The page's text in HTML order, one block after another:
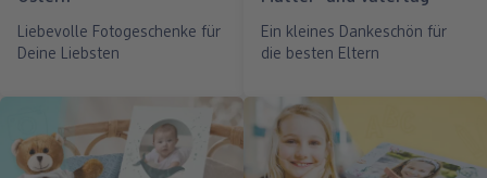
Liebevolle Fotogeschenke für
Deine Liebsten
Ein kleines Dankeschön für
die besten Eltern